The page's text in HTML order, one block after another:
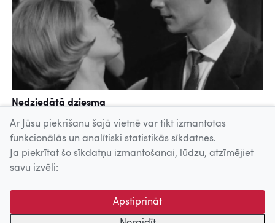
Nedziedātā dziesma
Telefilma-Rīga, 1963
Uz augšu
© 2026 Nacionālais Kino centrs, Kultūras informācijas sistēmu
centrs. Sadarbības partneris: Latvijas Valsts
kinofotofonodokumentu arhīvs.
Ar Jūsu piekrišanu šajā vietnē var tikt izmantotas
funkcionālās un analītiski statistikās sīkdatnes.
Ja piekrītat šo sīkdatņu izmantošanai, lūdzu, atzīmējiet
savu izvēli:
Apstiprināt